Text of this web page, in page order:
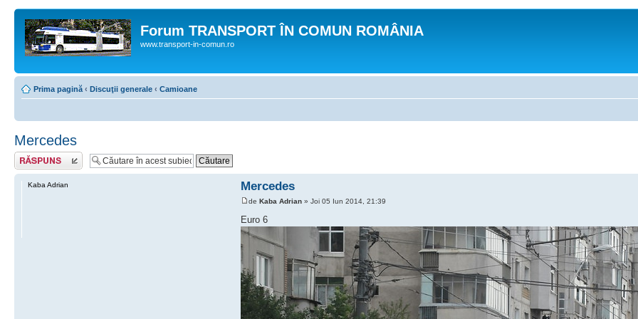
Forum TRANSPORT ÎN COMUN ROMÂNIA
www.transport-in-comun.ro
Prima pagină ‹ Discuţii generale ‹ Camioane
Mercedes
Răspunde
Mercedes
deKaba Adrian » Joi 05 Iun 2014, 21:39
Euro 6
Kaba Adrian